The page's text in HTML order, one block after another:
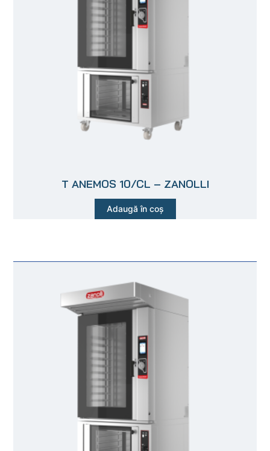
T ANEMOS 10/CL – ZANOLLI
Adaugă în coș